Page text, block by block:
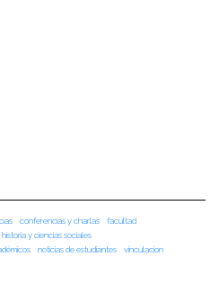
conferencias y charlas
facultad
y ciencias sociales
noticias de estudiantes
vinculacion